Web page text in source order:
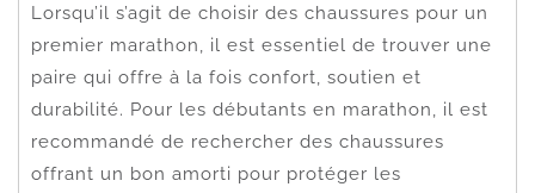
Lorsqu’il s’agit de choisir des chaussures pour un
premier marathon, il est essentiel de trouver une
paire qui offre à la fois confort, soutien et
durabilité. Pour les débutants en marathon, il est
recommandé de rechercher des chaussures
offrant un bon amorti pour protéger les